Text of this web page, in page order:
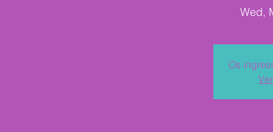
Wed,
Os